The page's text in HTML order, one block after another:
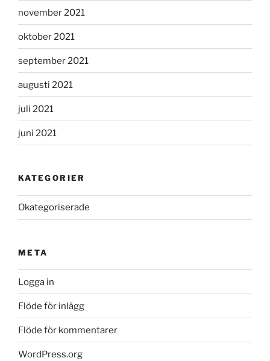
november 2021
oktober 2021
september 2021
augusti 2021
juli 2021
juni 2021
KATEGORIER
Okategoriserade
META
Logga in
Flöde för inlägg
Flöde för kommentarer
WordPress.org